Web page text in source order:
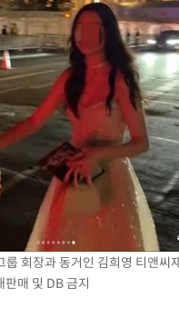
룹 회장과 동거인 김희영 티앤
판매 및 DB 금지